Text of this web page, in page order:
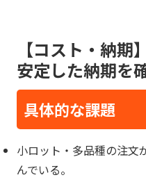
【コスト・納期
安定した納期を
具体的な課題
小ロット・多品種の注文
んでいる。